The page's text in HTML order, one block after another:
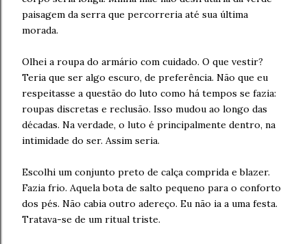
paisagem da serra que percorreria até sua última
morada.
Olhei a roupa do armário com cuidado. O que vestir?
Teria que ser algo escuro, de preferência. Não que eu
respeitasse a questão do luto como há tempos se fazia:
roupas discretas e reclusão. Isso mudou ao longo das
décadas. Na verdade, o luto é principalmente dentro, na
intimidade do ser. Assim seria.
Escolhi um conjunto preto de calça comprida e blazer.
Fazia frio. Aquela bota de salto pequeno para o conforto
dos pés. Não cabia outro adereço. Eu não ia a uma festa.
Tratava-se de um ritual triste.